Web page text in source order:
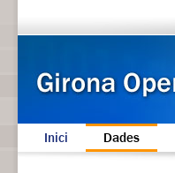
Inici Dades